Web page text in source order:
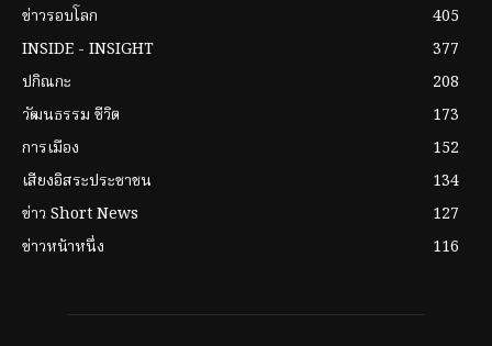
ข่าวรอบโลก
405
INSIDE - INSIGHT
377
ปกิณกะ
208
วัฒนธรรม ชีวิต
173
การเมือง
152
เสียงอิสระประชาชน
134
ข่าว Short News
127
ข่าวหน้าหนึ่ง
116